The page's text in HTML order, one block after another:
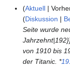
J
Aktuell
Diskussion
Seite wurde
von 1910 bis
der Titanic. *